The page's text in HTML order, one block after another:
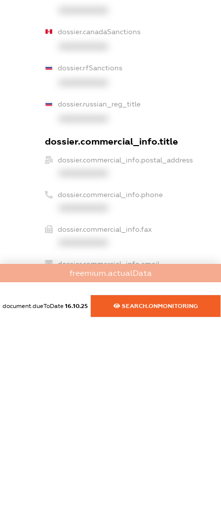
dossier.canadaSanctions
dossier.rfSanctions
dossier.russian_reg_title
dossier.commercial_info.title
dossier.commercial_info.postal_address
dossier.commercial_info.phone
dossier.commercial_info.fax
dossier.commercial_info.email
XXXXXXXXXX
freemium.actualData
document.dueToDate 16.10.25 SEARCH.ONMONITORING